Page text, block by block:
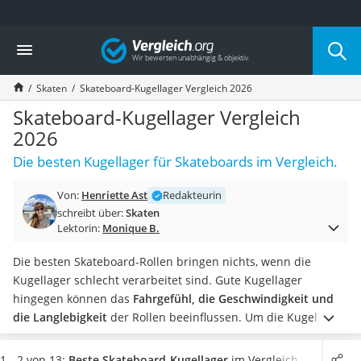
Die beliebtesten Vergleiche nach Kategorie
Freizeit & Sport
Gartentrampolin
Trampolin
Metalldetektor
Eufab-Fahrradträger
Trampolin 366 cm
Fahrradschloss
Futterboot
Air Bike
Trekkingschuhe Herren
Reisetasche mit Rollen
Klimmzugstation
Koffer
Nachtsichtgerät
Vergleich
Skaten Skateboard-Kugellager Vergleich 2026
Skateboard-Kugellager Vergleich
2026
Die besten Kugellager für Skateboards im Vergleich.
Von: Henriette Ast
Redakteurin
schreibt über:Skaten
Lektorin: Monique B.
Die besten Skateboard-Rollen bringen nichts, wenn die
Kugellager schlecht verarbeitet sind. Gute Kugellager
hingegen können das Fahrgefühl, die Geschwindigkeit und
die Langlebigkeit der Rollen beeinflussen. Um die Kugellager
optimal nutzen und die Lebensdauer verlängern zu können,
setzen viele Skater zusätzlichSpacer (Platzhalter) und